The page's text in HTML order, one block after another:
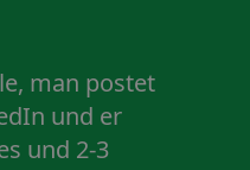
man postet
und er
und 2-3